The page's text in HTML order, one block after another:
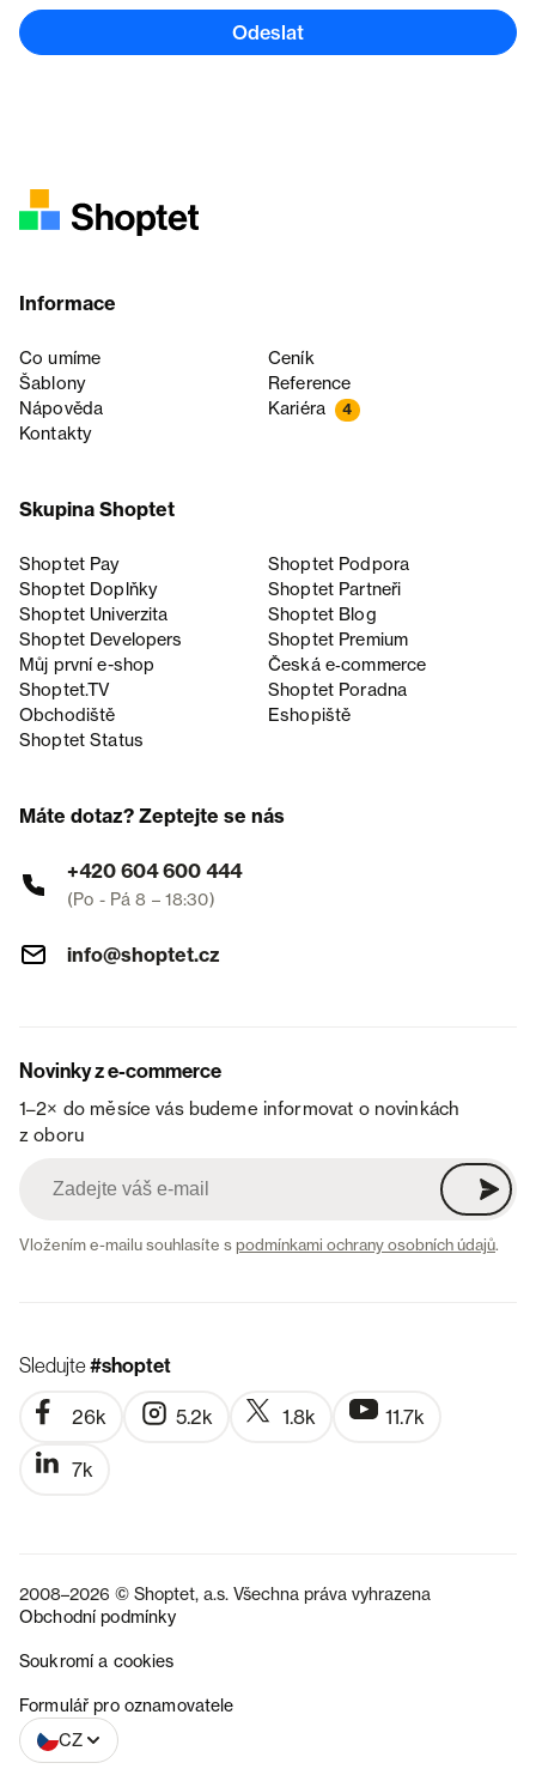
Odeslat
Informace
Co umíme
Ceník
Šablony
Reference
Nápověda
Kariéra 4
Kontakty
Skupina Shoptet
Shoptet Pay
Shoptet Podpora
Shoptet Doplňky
Shoptet Partneři
Shoptet Univerzita
Shoptet Blog
Shoptet Developers
Shoptet Premium
Můj první e-shop
Česká e‑commerce
Shoptet.TV
Shoptet Poradna
Obchodiště
Eshopiště
Shoptet Status
Máte dotaz? Zeptejte se nás
+420 604 600 444
(Po - Pá 8 – 18:30)
info@shoptet.cz
Novinky z e-commerce
1–2× do měsíce vás budeme informovat o novinkách
z oboru
Vložením e-mailu souhlasíte spodmínkami ochrany osobních údajů.
Sledujte#shoptet
26k 5.2k 1.8k 11.7k
7k
2008–2026 © Shoptet, a.s. Všechna práva vyhrazena
Obchodní podmínky
Soukromí a cookies
Formulář pro oznamovatele
CZ